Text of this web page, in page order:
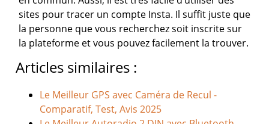
sites pour tracer un compte Insta. Il suffit juste que
la personne que vous recherchez soit inscrite sur
la plateforme et vous pouvez facilement la trouver.
Articles similaires :
Le Meilleur GPS avec Caméra de Recul -
Comparatif, Test, Avis 2025